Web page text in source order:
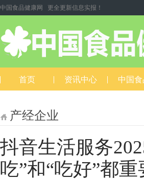
中国食品健康网 更全更新信息实报！
首页 资讯中心 中国食
产经企业
抖音生活服务
吃”和“吃好”都重